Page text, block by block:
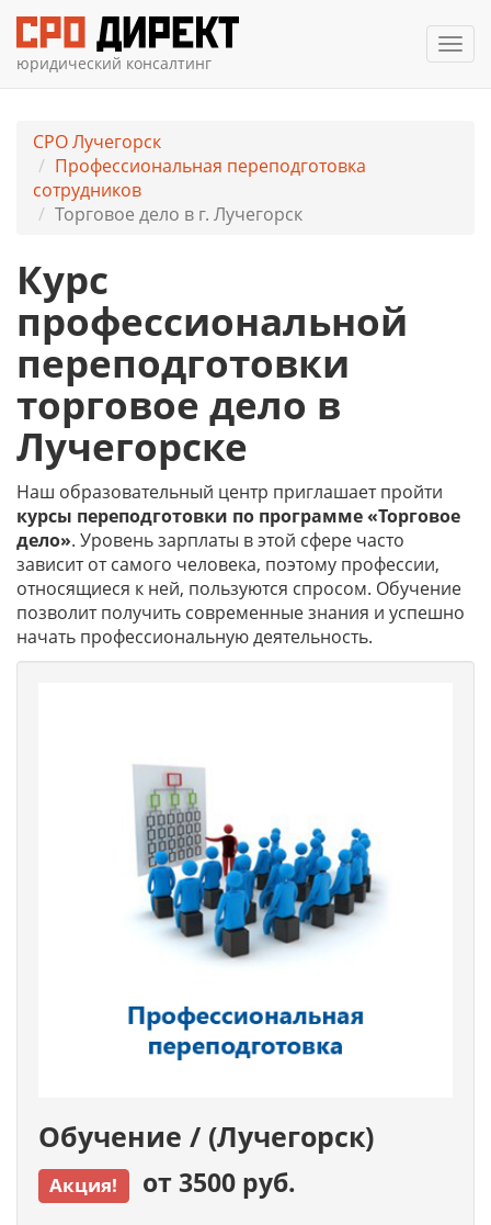
юридический консалтинг
СРО Лучегорск
Профессиональная переподготовка
сотрудников
Торговое дело в г. Лучегорск
Курс
профессиональной
переподготовки
торговое дело в
Лучегорске
Наш образовательный центр приглашает пройти
курсы переподготовки по программе «Торговое
дело». Уровень зарплаты в этой сфере часто
зависит от самого человека, поэтому профессии,
относящиеся к ней, пользуются спросом. Обучение
позволит получить современные знания и успешно
начать профессиональную деятельность.
Обучение / (Лучегорск)
Акция! от 3500 руб.